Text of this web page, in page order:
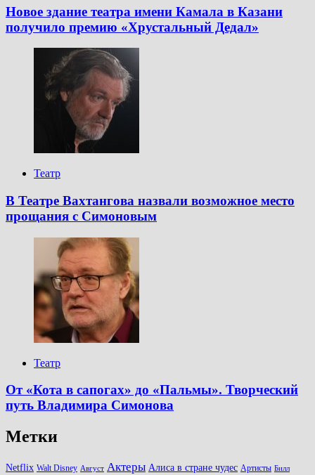
Новое здание театра имени Камала в Казани
получило премию «Хрустальный Дедал»
Театр
В Театре Вахтангова назвали возможное место
прощания с Симоновым
Театр
От «Кота в сапогах» до «Пальмы». Творческий
путь Владимира Симонова
Метки
Netflix Walt Disney Август Актеры Алиса в стране чудес Артисты Билл